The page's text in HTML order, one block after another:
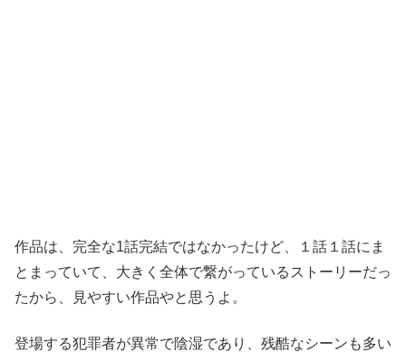
作品は、 完全な1話完結ではなかったけど、１話１話にま
とまっていて、大きく全体で繋がっているストーリーだっ
たから、
見やすい作品やと思うよ。
登場する犯罪者が異常で陰湿であり、残酷なシーンも多い